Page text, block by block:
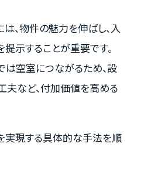
、物件の魅力を伸ばし、入
示することが重要です。
空室につながるため、設
など、付加価値を高める
実現する具体的な手法を順